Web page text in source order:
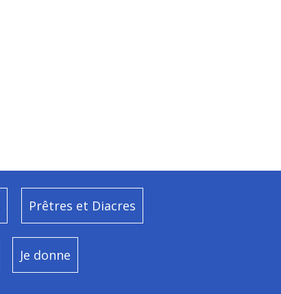
Prêtres et Diacres
Je donne